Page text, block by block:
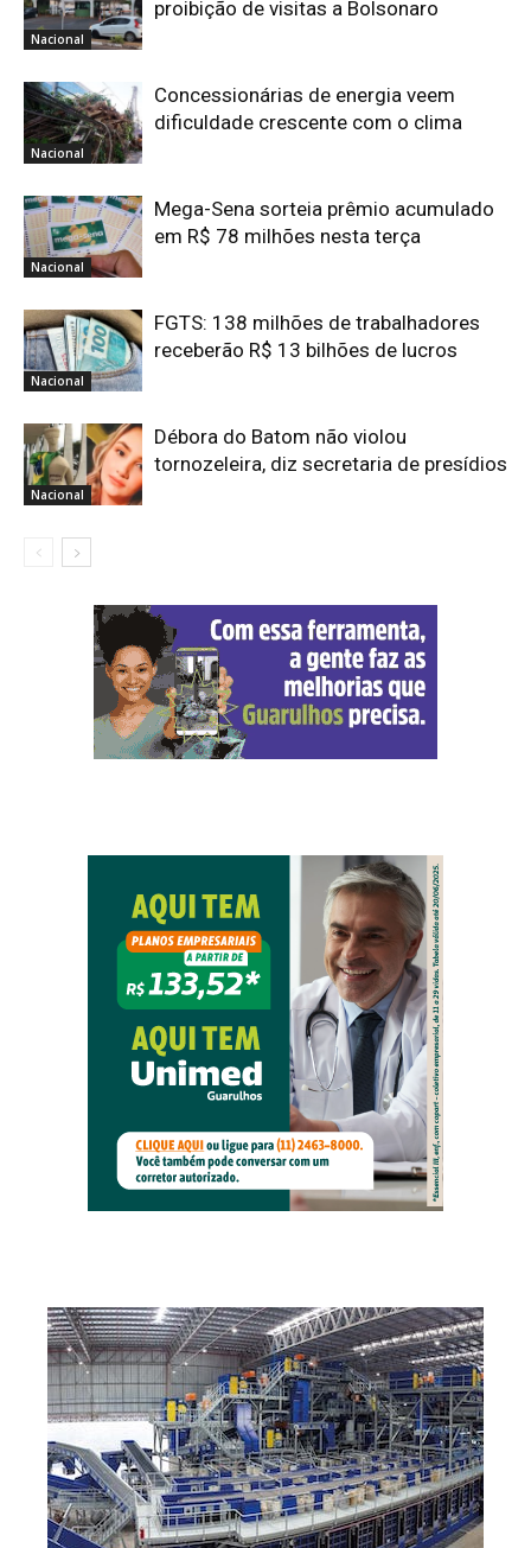
Nacional
proibição de visitas a Bolsonaro
Nacional
Concessionárias de energia veem
dificuldade crescente com o clima
Nacional
Mega-Sena sorteia prêmio acumulado
em R$ 78 milhões nesta terça
Nacional
FGTS: 138 milhões de trabalhadores
receberão R$ 13 bilhões de lucros
Nacional
Débora do Batom não violou
tornozeleira, diz secretaria de presídios